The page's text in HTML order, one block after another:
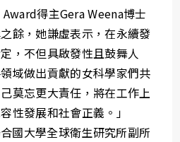
得主Gera Weena博士
餘，她謙虛表示，在永續發
，不但具啟發性且鼓舞人
域做出貢獻的女科學家們共
莫忘更大責任，將在工作上
性發展和社會正義。」
國大學全球衛生研究所副所